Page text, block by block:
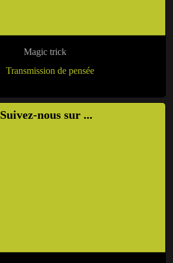
Transmission de pensée
Suivez-nous sur ...